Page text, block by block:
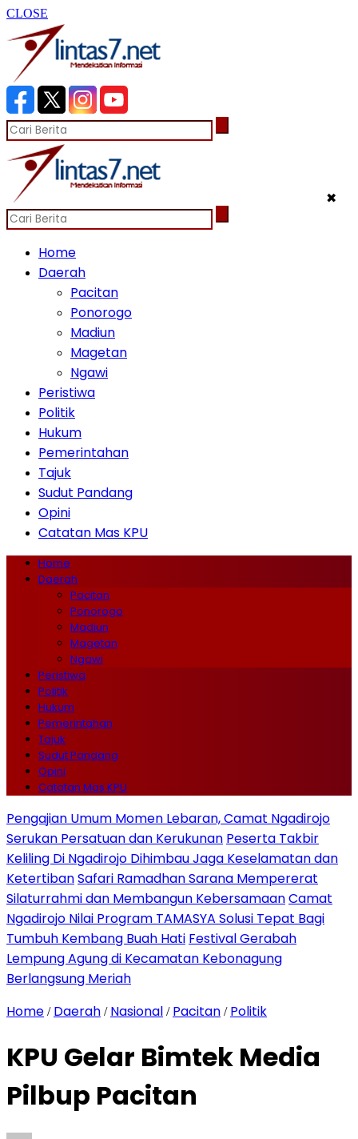
CLOSE
✖
Home
Daerah
Pacitan
Ponorogo
Madiun
Magetan
Ngawi
Peristiwa
Politik
Hukum
Pemerintahan
Tajuk
Sudut Pandang
Opini
Catatan Mas KPU
Home
Daerah
Pacitan
Ponorogo
Madiun
Magetan
Ngawi
Peristiwa
Politik
Hukum
Pemerintahan
Tajuk
Sudut Pandang
Opini
Catatan Mas KPU
Pengajian Umum Momen Lebaran, Camat Ngadirojo
Serukan Persatuan dan Kerukunan Peserta Takbir
Keliling Di Ngadirojo Dihimbau Jaga Keselamatan dan
KetertibanSafari Ramadhan Sarana Mempererat
Silaturrahmi dan Membangun KebersamaanCamat
Ngadirojo Nilai Program TAMASYA Solusi Tepat Bagi
Tumbuh Kembang Buah Hati Festival Gerabah
Lempung Agung di Kecamatan Kebonagung
Berlangsung Meriah
Home / Daerah / Nasional / Pacitan / Politik
KPU Gelar Bimtek Media
Pilbup Pacitan